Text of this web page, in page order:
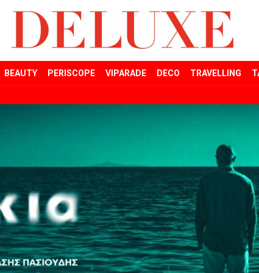
BEAUTY PERISCOPE VIPARADE DECO TRAVELLING